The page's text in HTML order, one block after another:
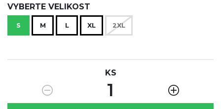
VYBERTE VELIKOST
S M L XL 2XL
KS
1